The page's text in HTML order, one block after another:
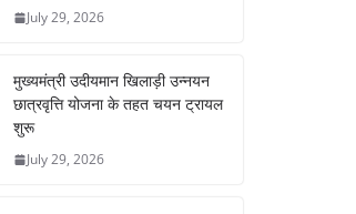
July 29, 2026
मुख्यमंत्री उदीयमान खिलाड़ी उन्नयन
छात्रवृत्ति योजना के तहत चयन ट्रायल
शुरू
July 29, 2026